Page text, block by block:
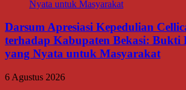
Darsum Apresiasi Kepedulian
terhadap Kabupaten Bekasi: Bukti
yang Nyata untuk Masyarakat
6 Agustus 2026